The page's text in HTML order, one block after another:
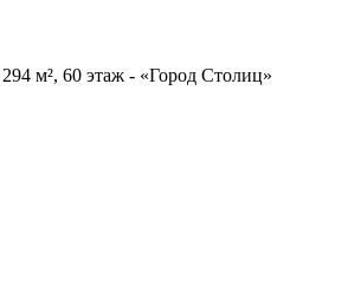
м², 60 этаж - «Город Столиц»